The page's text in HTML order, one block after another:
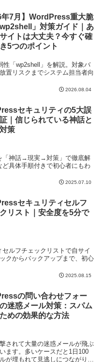
年7月】WordPress重大脆
」対策ガイド｜あ
イトは大丈夫？今すぐ確
5つのポイント
性「wp2shell」を解説。対象バ
置リスクまでシステム担当者向
2026.08.04
セキュリティの5大誤
｜信じられている神話と
策
「神話→現実→対策」で徹底解
具体手順付きで初心者にもわ
2025.07.10
セキュリティセルフ
リスト｜安全度を5分で
ルフチェックリストで自サイ
クからバックアップまで、初心
2025.08.15
の問い合わせフォー
迷惑メール対策：スパム
めの効果的な方法
されて大量の迷惑メールが飛ぶ
ます。多いケースだと1日100
が埋もれて見逃しにつながりま